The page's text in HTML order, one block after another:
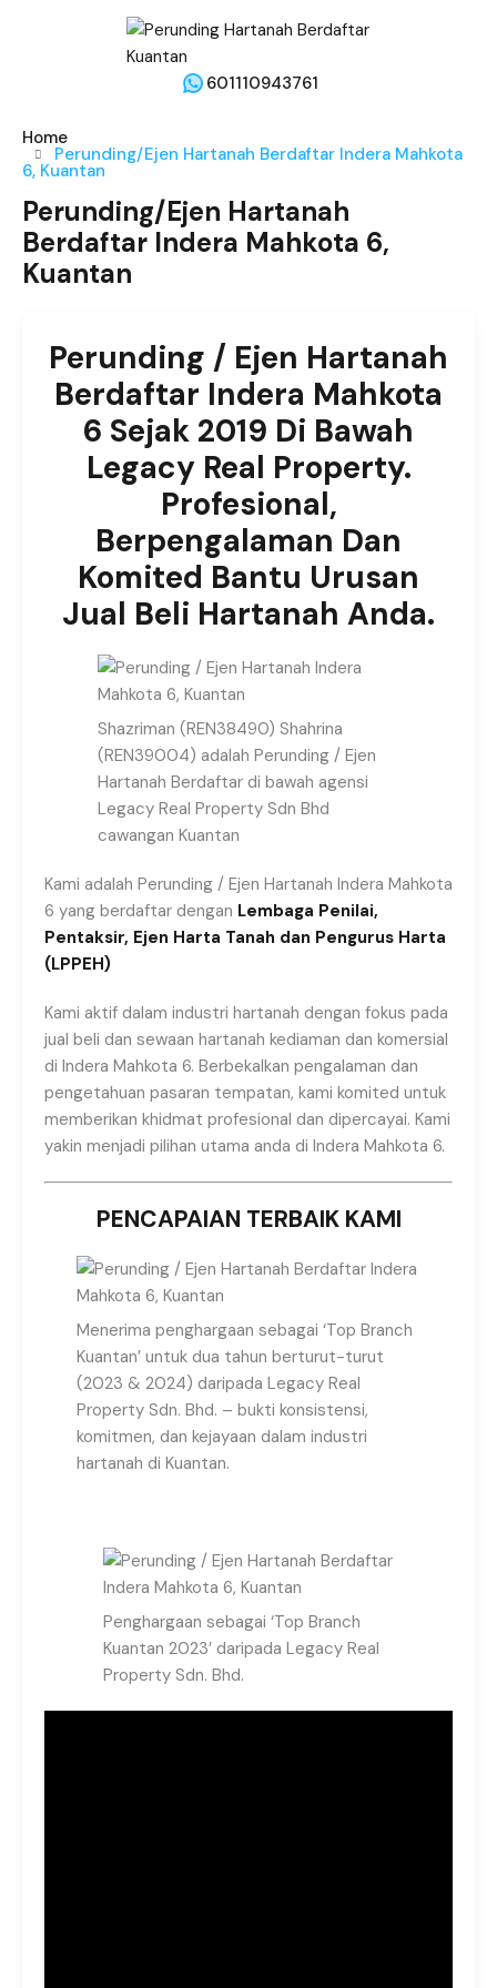
601110943761
Home
Perunding/Ejen Hartanah Berdaftar Indera Mahkota
6, Kuantan
Perunding/Ejen Hartanah
Berdaftar Indera Mahkota 6,
Kuantan
Perunding / Ejen Hartanah
Berdaftar Indera Mahkota
6 Sejak 2019 Di Bawah
Legacy Real Property.
Profesional,
Berpengalaman Dan
Komited Bantu Urusan
Jual Beli Hartanah Anda.
Shazriman (REN38490) Shahrina
(REN39004) adalah Perunding / Ejen
Hartanah Berdaftar di bawah agensi
Legacy Real Property Sdn Bhd
cawangan Kuantan
Kami adalah Perunding / Ejen Hartanah Indera Mahkota
6 yang berdaftar dengan Lembaga Penilai,
Pentaksir, Ejen Harta Tanah dan Pengurus Harta
(LPPEH)
Kami aktif dalam industri hartanah dengan fokus pada
jual beli dan sewaan hartanah kediaman dan komersial
di Indera Mahkota 6. Berbekalkan pengalaman dan
pengetahuan pasaran tempatan, kami komited untuk
memberikan khidmat profesional dan dipercayai. Kami
yakin menjadi pilihan utama anda di Indera Mahkota 6.
PENCAPAIAN TERBAIK KAMI
Menerima penghargaan sebagai ‘Top Branch
Kuantan’ untuk dua tahun berturut-turut
(2023 & 2024) daripada Legacy Real
Property Sdn. Bhd. – bukti konsistensi,
komitmen, dan kejayaan dalam industri
hartanah di Kuantan.
Penghargaan sebagai ‘Top Branch
Kuantan 2023’ daripada Legacy Real
Property Sdn. Bhd.